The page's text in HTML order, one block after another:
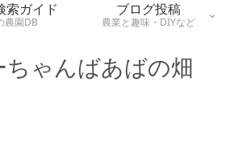
ちゃんばあばの畑
索ガイド
農園DB
ブログ投稿
農業と趣味・DIYなど